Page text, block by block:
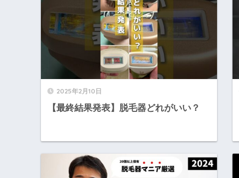
2025年2月10日
【最終結果発表】脱毛器どれがいい？